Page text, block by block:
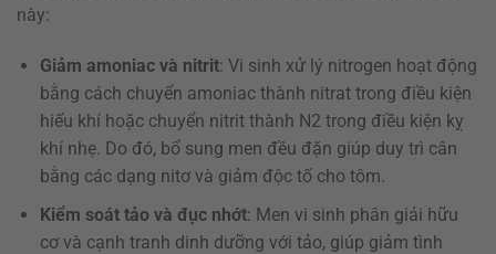
này:
Giảm amoniac và nitrit: Vi sinh xử lý nitrogen hoạt động
bằng cách chuyển amoniac thành nitrat trong điều kiện
hiếu khí hoặc chuyển nitrit thành N2 trong điều kiện kỵ
khí nhẹ. Do đó, bổ sung men đều đặn giúp duy trì cân
bằng các dạng nitơ và giảm độc tố cho tôm.
Kiểm soát tảo và đục nhớt: Men vi sinh phân giải hữu
cơ và cạnh tranh dinh dưỡng với tảo, giúp giảm tình